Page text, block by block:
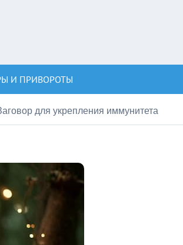
И ПРИВОРОТЫ
для укрепления иммунитета